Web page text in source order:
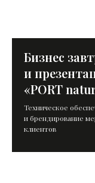
Бизнес
и
«PORT
Техническое
и брендирование
клиентов